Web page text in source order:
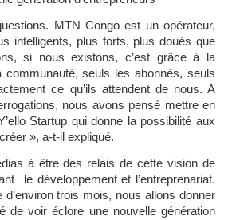
MTN Congo est un opérateur,
intelligents, plus forts, plus doués que
si nous existons, c’est grâce à la
communauté, seuls les abonnés, seuls
ce qu’ils attendent de nous. A
nous avons pensé mettre en
Startup qui donne la possibilité aux
», a-t-il expliqué.
à être des relais de cette vision de
le développement et l’entreprenariat.
d’environ trois mois, nous allons donner
de voir éclore une nouvelle génération